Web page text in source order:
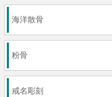
海洋散骨
粉骨
戒名彫刻